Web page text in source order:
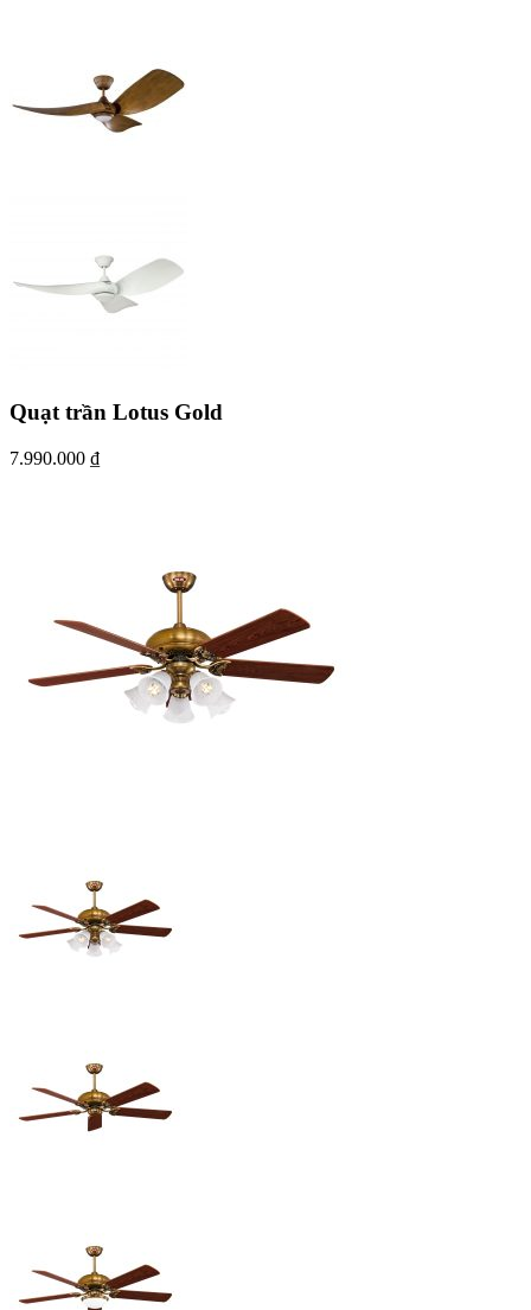
Quạt trần Lotus Gold
7.990.000 ₫